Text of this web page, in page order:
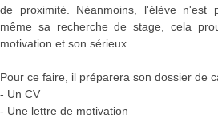
de proximité. Néanmoins, l'élève n'est
même sa recherche de stage, cela
motivation et son sérieux.
Pour ce faire, il préparera son dossier de
- Un CV
- Une lettre de motivation